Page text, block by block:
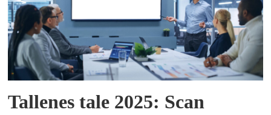
Tallenes tale 2025: Scan